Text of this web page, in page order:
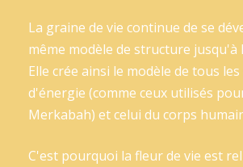
La graine de vie continue de se
même modèle de structure jusqu'à
Elle crée ainsi le modèle de tous
d'énergie (comme ceux utilisés
Merkabah) et celui du corps
C'est pourquoi la fleur de vie est